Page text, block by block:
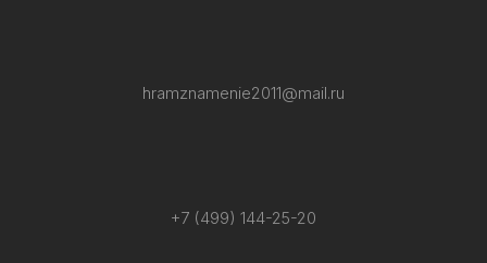
hramznamenie2011@mail.ru
+7 (499) 144-25-20